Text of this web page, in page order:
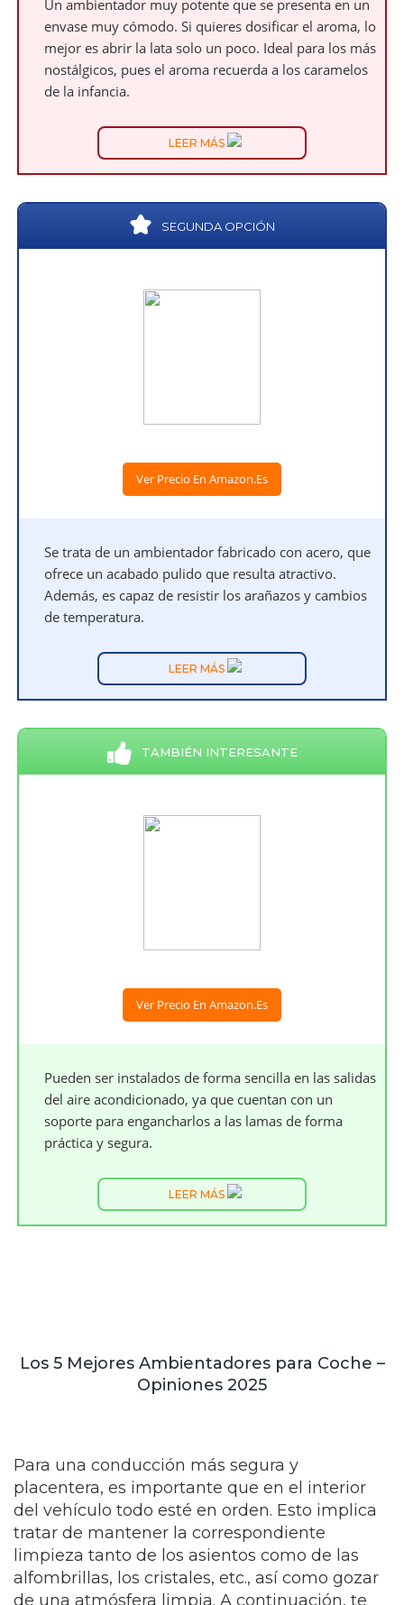
Un ambientador muy potente que se presenta en un
envase muy cómodo. Si quieres dosificar el aroma, lo
mejor es abrir la lata solo un poco. Ideal para los más
nostálgicos, pues el aroma recuerda a los caramelos
de la infancia.
LEER MÁS
SEGUNDA OPCIÓN
Ver Precio En Amazon.es
Se trata de un ambientador fabricado con acero, que
ofrece un acabado pulido que resulta atractivo.
Además, es capaz de resistir los arañazos y cambios
de temperatura.
LEER MÁS
TAMBIÉN INTERESANTE
Ver Precio En Amazon.es
Pueden ser instalados de forma sencilla en las salidas
del aire acondicionado, ya que cuentan con un
soporte para engancharlos a las lamas de forma
práctica y segura.
LEER MÁS
Los 5 Mejores Ambientadores para Coche –
Opiniones 2025
Para una conducción más segura y
placentera, es importante que en el interior
del vehículo todo esté en orden. Esto implica
tratar de mantener la correspondiente
limpieza tanto de los asientos como de las
alfombrillas, los cristales, etc., así como gozar
de una atmósfera limpia. A continuación, te